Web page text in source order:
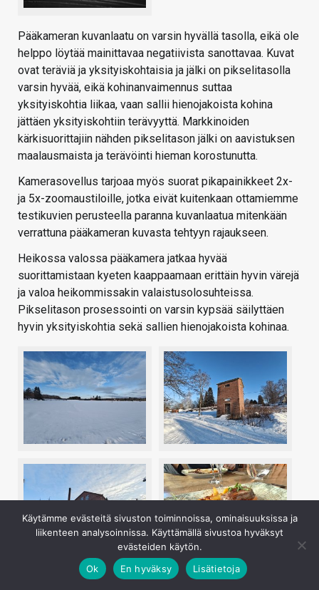
Pääkameran kuvanlaatu on varsin hyvällä tasolla, eikä ole
helppo löytää mainittavaa negatiivista sanottavaa. Kuvat
ovat teräviä ja yksityiskohtaisia ja jälki on pikselitasolla
varsin hyvää, eikä kohinanvaimennus suttaa
yksityiskohtia liikaa, vaan sallii hienojakoista kohina
jättäen yksityiskohtiin terävyyttä. Markkinoiden
kärkisuorittajiin nähden pikselitason jälki on aavistuksen
maalausmaista ja terävöinti hieman korostunutta.
Kamerasovellus tarjoaa myös suorat pikapainikkeet 2x-
ja 5x-zoomaustiloille, jotka eivät kuitenkaan ottamiemme
testikuvien perusteella paranna kuvanlaatua mitenkään
verrattuna pääkameran kuvasta tehtyyn rajaukseen.
Heikossa valossa pääkamera jatkaa hyvää
suorittamistaan kyeten kaappaamaan erittäin hyvin värejä
ja valoa heikommissakin valaistusolosuhteissa.
Pikselitason prosessointi on varsin kypsää säilyttäen
hyvin yksityiskohtia sekä sallien hienojakoista kohinaa.
Käytämme evästeitä sivuston toiminnoissa, ominaisuuksissa ja
liikenteen analysoinnissa. Käyttämällä sivustoa hyväksyt
evästeiden käytön.
Ok
En hyväksy Lisätietoja